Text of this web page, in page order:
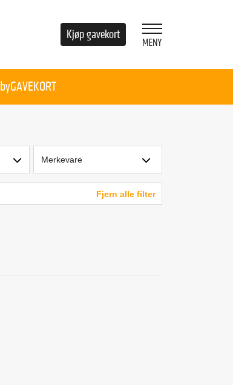
Kjøp gavekort
byGAVEKORT
Merkevare
Fjern alle filter